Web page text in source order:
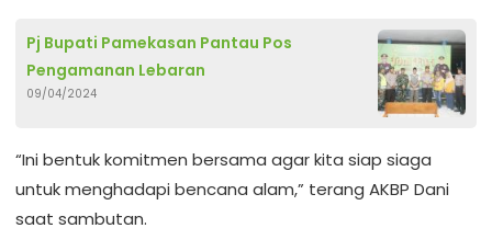
Pj Bupati Pamekasan Pantau Pos
Pengamanan Lebaran
09/04/2024
“Ini bentuk komitmen bersama agar kita siap siaga
untuk menghadapi bencana alam,” terang AKBP Dani
saat sambutan.